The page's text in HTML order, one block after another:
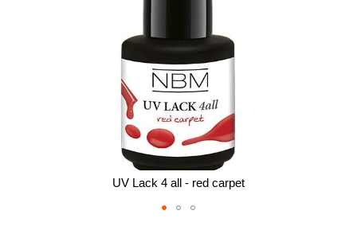
UV Lack 4 all - red carpet